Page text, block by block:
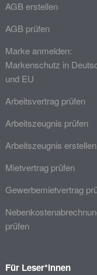
AGB erstellen
AGB prüfen
Marke anmelden:
Markenschutz in
und EU
Arbeitsvertrag prüfen
Arbeitszeugnis prüfen
Arbeitszeugnis erstellen
Mietvertrag prüfen
Gewerbemietvertrag
prüfen
Für Leser*innen